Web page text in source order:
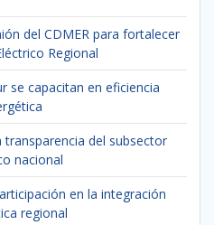
del CDMER para fortalecer
Regional
se capacitan en eficiencia
transparencia del subsector
nacional
en la integración
regional